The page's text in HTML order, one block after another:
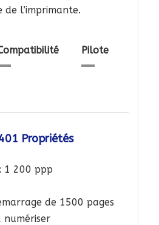
de l’imprimante.
Pilote
Propriétés
1 200 ppp
de 1500 pages
numériser